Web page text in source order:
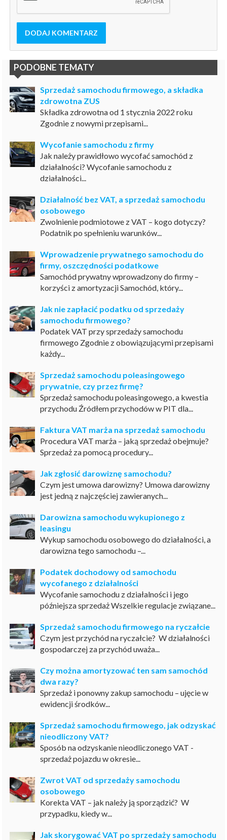
DODAJ KOMENTARZ
PODOBNE TEMATY
Sprzedaż samochodu firmowego, a składka
zdrowotna ZUS
Składka zdrowotna od 1 stycznia 2022 roku
Zgodnie z nowymi przepisami...
Wycofanie samochodu z firmy
Jak należy prawidłowo wycofać samochód z
działalności? Wycofanie samochodu z
działalności...
Działalność bez VAT, a sprzedaż samochodu
osobowego
Zwolnienie podmiotowe z VAT – kogo dotyczy?
Podatnik po spełnieniu warunków...
Wprowadzenie prywatnego samochodu do
firmy, oszczędności podatkowe
Samochód prywatny wprowadzony do firmy –
korzyści z amortyzacji Samochód, który...
Jak nie zapłacić podatku od sprzedaży
samochodu firmowego?
Podatek VAT przy sprzedaży samochodu
firmowego Zgodnie z obowiązującymi przepisami
każdy...
Sprzedaż samochodu poleasingowego
prywatnie, czy przez firmę?
Sprzedaż samochodu poleasingowego, a kwestia
przychodu Źródłem przychodów w PIT dla...
Faktura VAT marża na sprzedaż samochodu
Procedura VAT marża – jaką sprzedaż obejmuje?
Sprzedaż za pomocą procedury...
Jak zgłosić darowiznę samochodu?
Czym jest umowa darowizny? Umowa darowizny
jest jedną z najczęściej zawieranych...
Darowizna samochodu wykupionego z
leasingu
Wykup samochodu osobowego do działalności, a
darowizna tego samochodu –...
Podatek dochodowy od samochodu
wycofanego z działalności
Wycofanie samochodu z działalności i jego
późniejsza sprzedaż Wszelkie regulacje związane...
Sprzedaż samochodu firmowego na ryczałcie
Czym jest przychód na ryczałcie? W działalności
gospodarczej za przychód uważa...
Czy można amortyzować ten sam samochód
dwa razy?
Sprzedaż i ponowny zakup samochodu – ujęcie w
ewidencji środków...
Sprzedaż samochodu firmowego, jak odzyskać
nieodliczony VAT?
Sposób na odzyskanie nieodliczonego VAT -
sprzedaż pojazdu w okresie...
Zwrot VAT od sprzedaży samochodu
osobowego
Korekta VAT – jak należy ją sporządzić? W
przypadku, kiedy w...
Jak skorygować VAT po sprzedaży samochodu